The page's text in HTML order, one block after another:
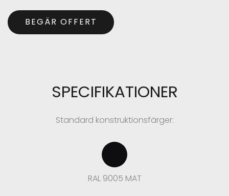
BEGÄR OFFERT
SPECIFIKATIONER
Standard konstruktionsfärger:
RAL 9005 MAT